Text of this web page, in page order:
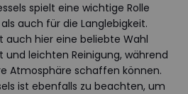
spielt eine wichtige Rolle
auch für die Langlebigkeit.
auch hier eine beliebte Wahl
und leichten Reinigung, während
Atmosphäre schaffen können.
ist ebenfalls zu beachten, um